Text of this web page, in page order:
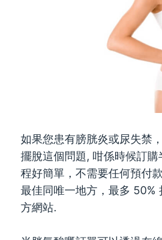
如果您患有膀胱炎或尿失禁
擺脫這個問題, 咁係時候訂購
程好簡單，不需要任何預付
最佳同唯一地方，最多 50%
方網站.